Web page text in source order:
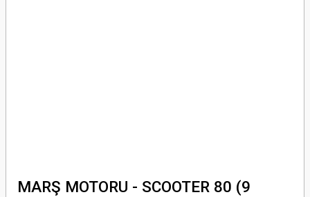
MARŞ MOTORU - SCOOTER 80 (9